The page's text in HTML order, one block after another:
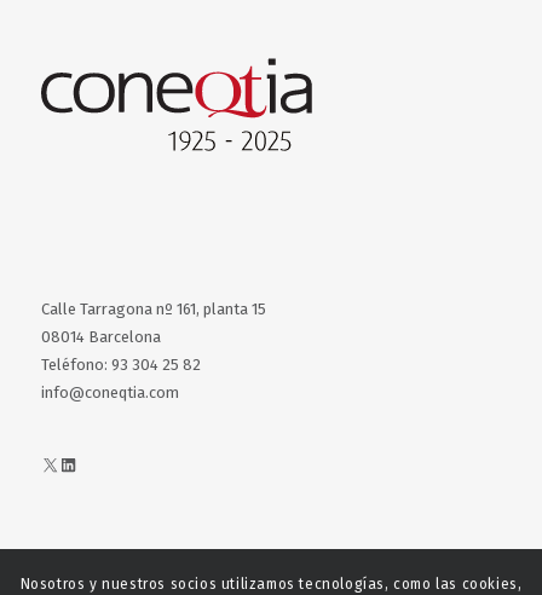
Calle Tarragona nº 161, planta 15
08014 Barcelona
Teléfono: 93 304 25 82
info@coneqtia.com
X LinkedIn
Nosotros y nuestros socios utilizamos tecnologías, como las cookies,